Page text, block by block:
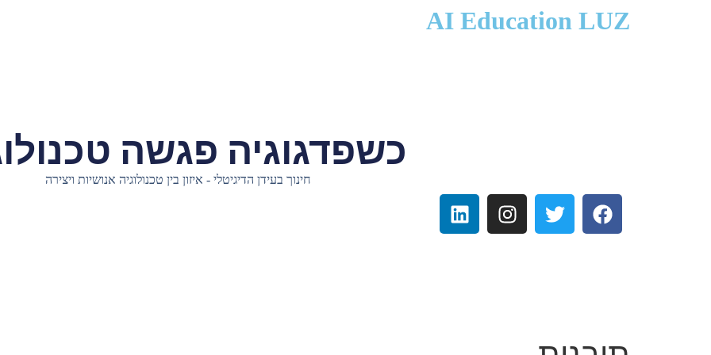
AI Education LUZ
כשפדגוגיה פגשה
חינוך בעידן הדיגיטלי - איזון בין טכנולוגיה אנושיות ויצירה